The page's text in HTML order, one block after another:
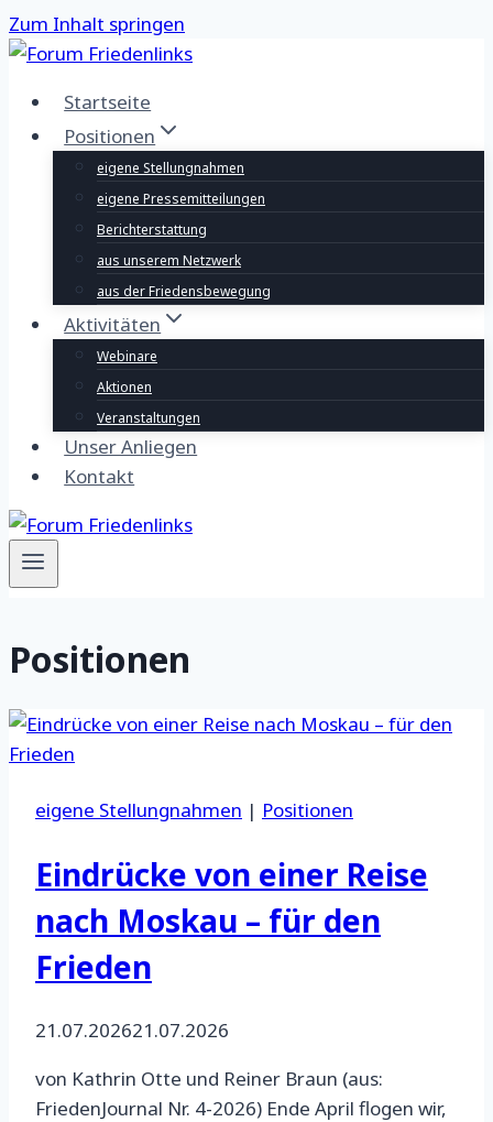
Zum Inhalt springen
Startseite
Positionen
eigene Stellungnahmen
eigene Pressemitteilungen
Berichterstattung
aus unserem Netzwerk
aus der Friedensbewegung
Aktivitäten
Webinare
Aktionen
Veranstaltungen
Unser Anliegen
Kontakt
Positionen
eigene Stellungnahmen | Positionen
Eindrücke von einer Reise
nach Moskau – für den
Frieden
21.07.202621.07.2026
von Kathrin Otte und Reiner Braun (aus:
FriedenJournal Nr. 4-2026) Ende April flogen wir,